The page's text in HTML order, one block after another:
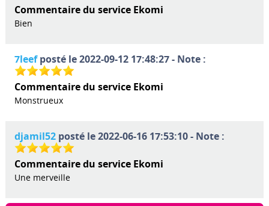
Commentaire du service Ekomi
Bien
7leefposté le 2022-09-12 17:48:27 - Note :
Commentaire du service Ekomi
Monstrueux
djamil52posté le 2022-06-16 17:53:10 - Note :
Commentaire du service Ekomi
Une merveille